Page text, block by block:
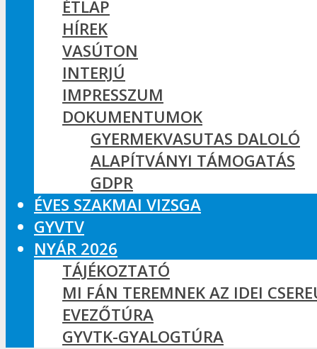
ÉTLAP
HÍREK
VASÚTON
INTERJÚ
IMPRESSZUM
DOKUMENTUMOK
GYERMEKVASUTAS DALOLÓ
ALAPÍTVÁNYI TÁMOGATÁS
GDPR
ÉVES SZAKMAI VIZSGA
GYVTV
NYÁR 2026
TÁJÉKOZTATÓ
MI FÁN TEREMNEK AZ IDEI
EVEZŐTÚRA
GYVTK-GYALOGTÚRA